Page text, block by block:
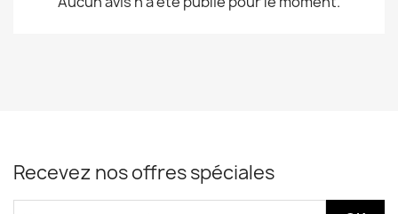
Recevez nos offres spéciales